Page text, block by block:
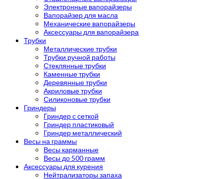
Электронные вапорайзеры
Вапорайзер для масла
Механические вапорайзеры
Аксессуары для вапорайзера
Трубки
Металлические трубки
Трубки ручной работы
Стеклянные трубки
Каменные трубки
Деревянные трубки
Акриловые трубки
Силиконовые трубки
Гриндеры
Гриндер с сеткой
Гриндер пластиковый
Гриндер металлический
Весы на граммы
Весы карманные
Весы до 500 грамм
Аксессуары для курения
Нейтрализаторы запаха